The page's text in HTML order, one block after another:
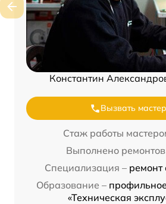
Константин
Вызвать
Стаж работы
Выполнено ремонтов
Специализация – ремонт
Образование –
«Техническая